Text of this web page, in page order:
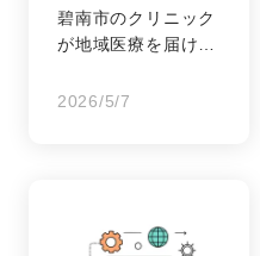
碧南市のクリニック
が地域医療を届ける
検索時代に「選ばれ
2026/5/7